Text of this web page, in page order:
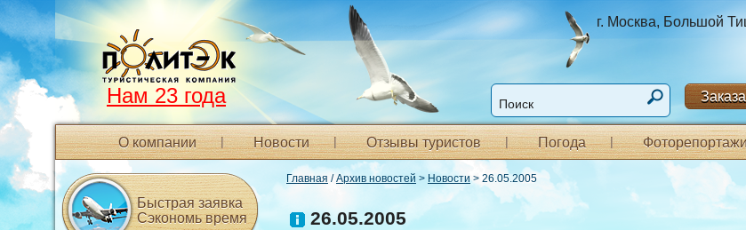
г. Москва, Большой
Нам 23 года
О компании Новости Отзывы туристов Погода
Главная /Архив новостей > Новости> 26.05.2005
26.05.2005
Быстрая заявка
Сэкономь время